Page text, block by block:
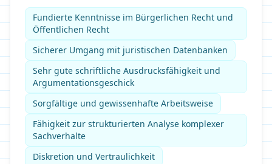
Fundierte Kenntnisse im Bürgerlichen Recht und
Öffentlichen Recht
Sicherer Umgang mit juristischen Datenbanken
Sehr gute schriftliche Ausdrucksfähigkeit und
Argumentationsgeschick
Sorgfältige und gewissenhafte Arbeitsweise
Fähigkeit zur strukturierten Analyse komplexer
Sachverhalte
Diskretion und Vertraulichkeit